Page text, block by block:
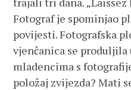
Fotograf je spominjao
povijesti. Fotografska
vjenčanica se produljila
mladencima s
položaj zvijezda? Mati